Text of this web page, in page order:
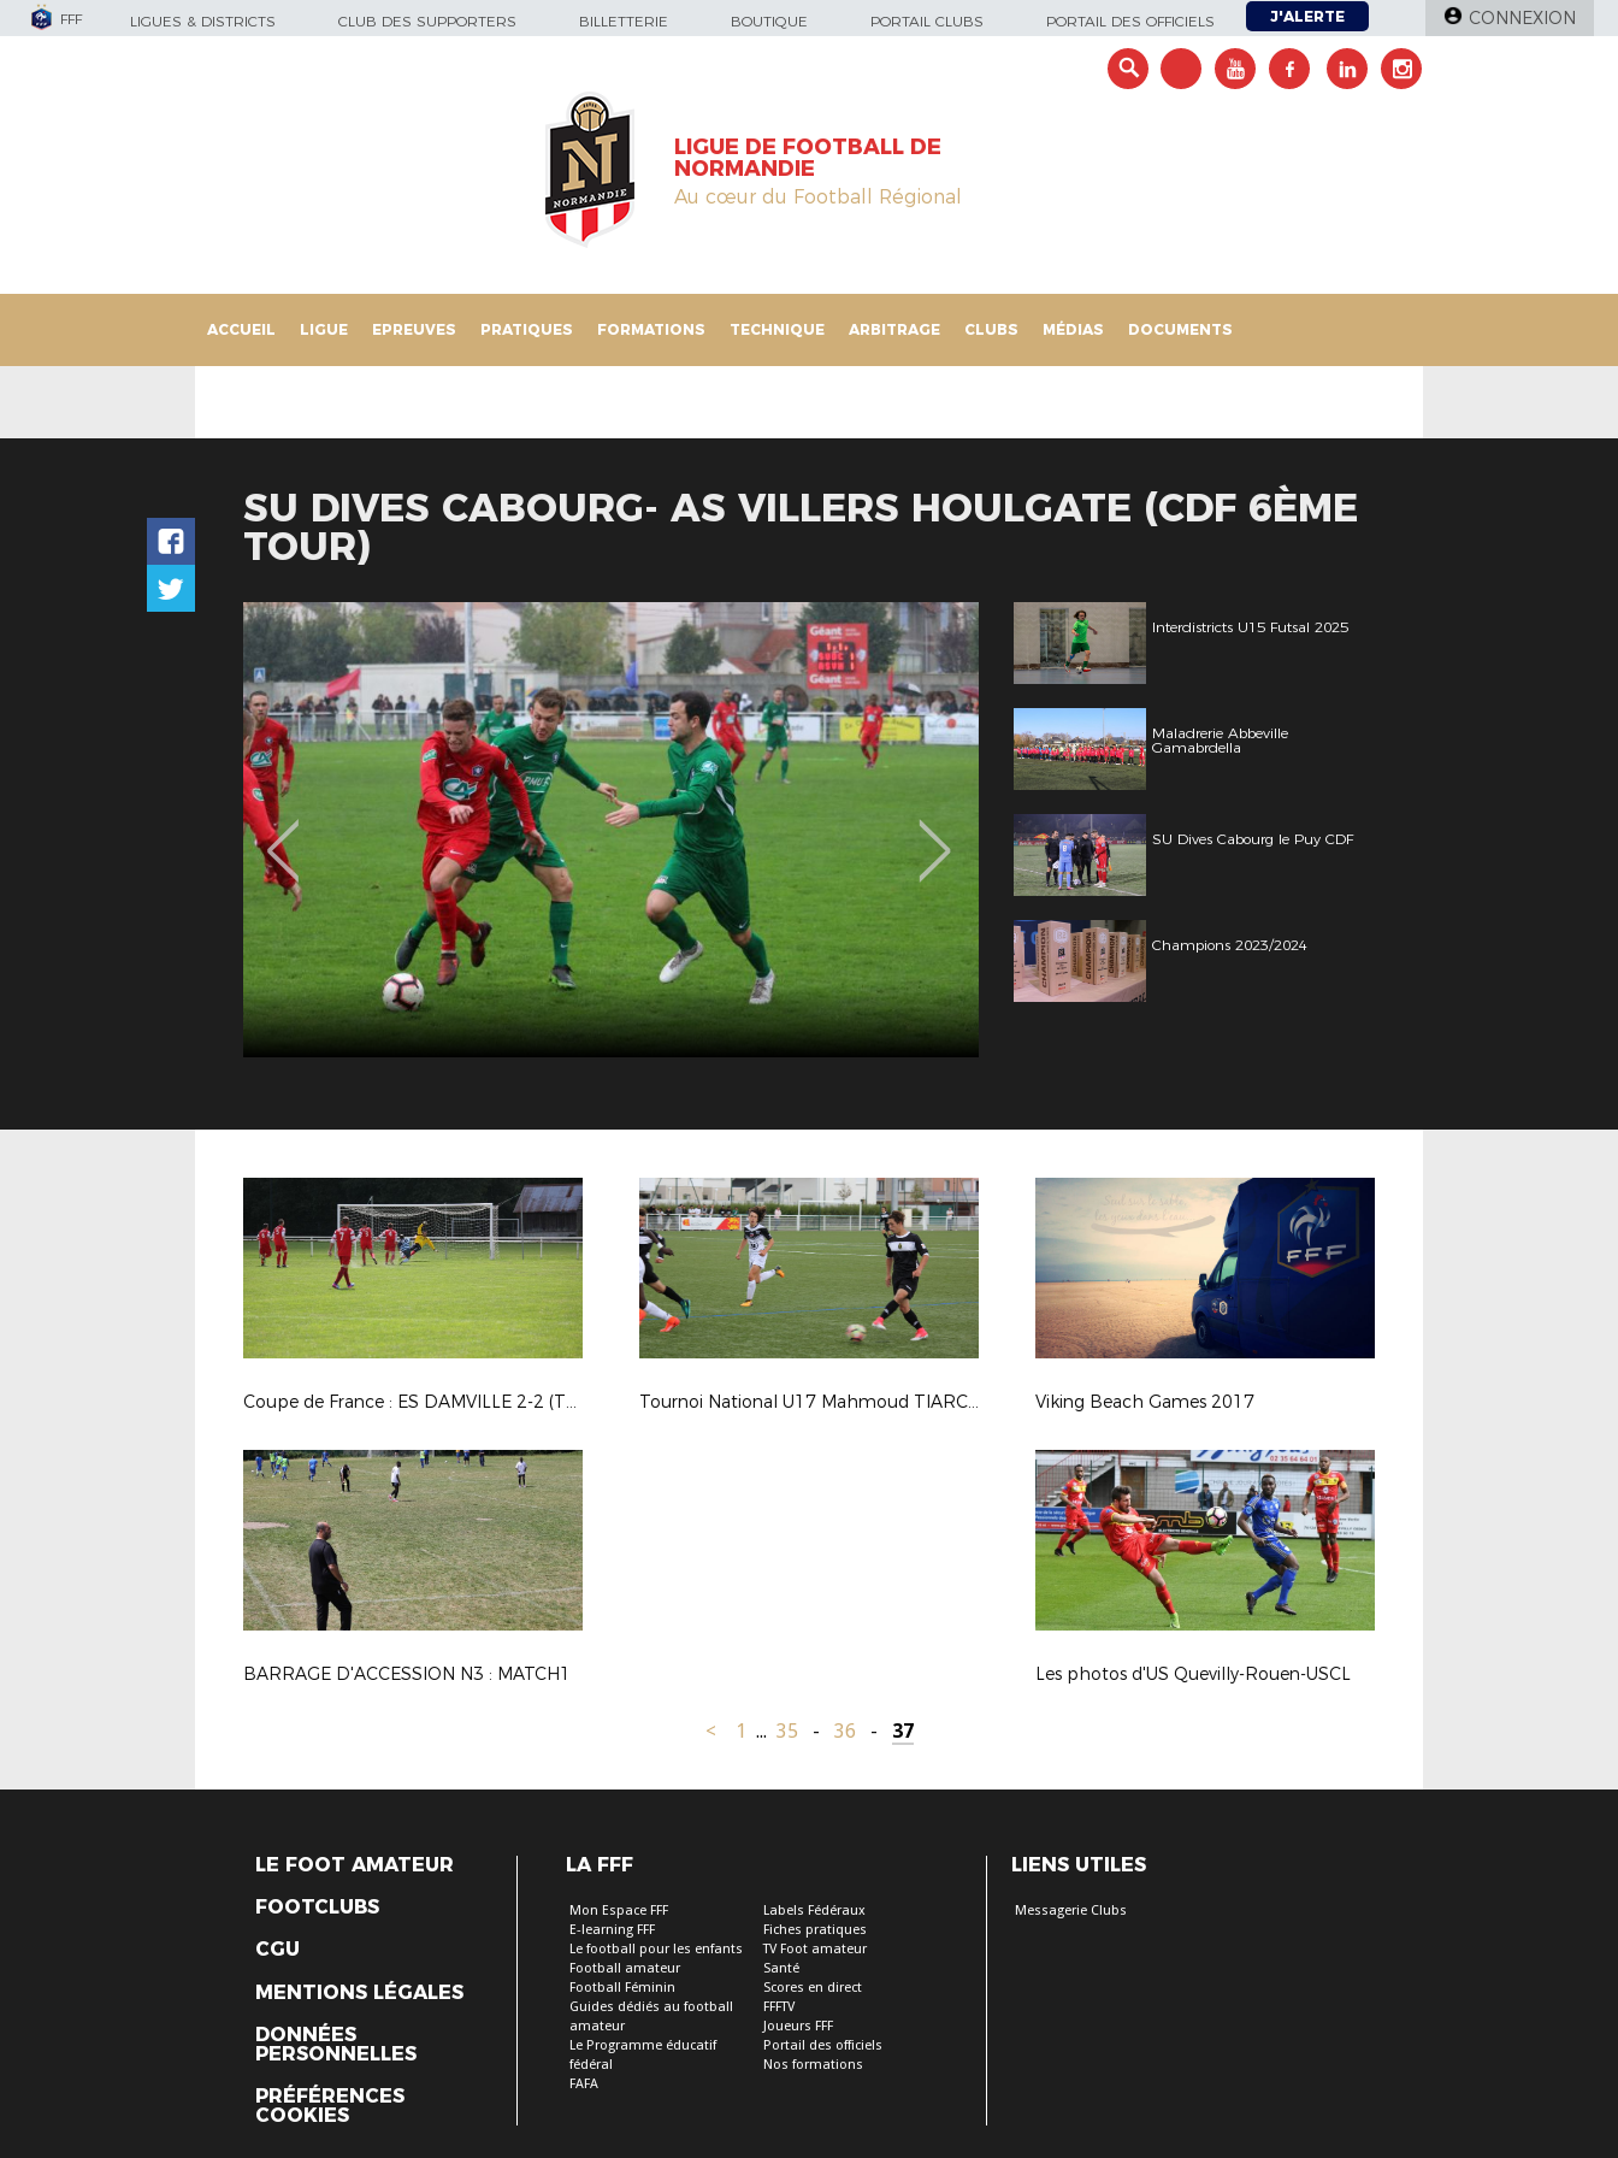
FFF LIGUES & DISTRICTS CLUB DES SUPPORTERS BILLETTERIE BOUTIQUE PORTAIL CLUBS PORTAIL DES OFFICIELS J'ALERTE CONNEXION
LIGUE DE FOOTBALL DE
NORMANDIE
Au cœur du Football Régional
ACCUEIL LIGUE EPREUVES PRATIQUES FORMATIONS TECHNIQUE ARBITRAGE CLUBS MÉDIAS DOCUMENTS
SU DIVES CABOURG- AS VILLERS HOULGATE (CDF 6ÈME
TOUR)
Interdistricts U15 Futsal 2025
Maladrerie Abbeville
Gamabrdella
SU Dives Cabourg le Puy CDF
Champions 2023/2024
Coupe de France : ES DAMVILLE 2-2 (Tab 3-5) CS BEAUMONT Tournoi National U17 Mahmoud TIARCI - Saison 2017-2018 Viking Beach Games 2017
BARRAGE D'ACCESSION N3 : MATCH1 Les photos d'US Quevilly-Rouen-USCL
< 1 ... 35 - 36 - 37
LE FOOT AMATEUR
FOOTCLUBS
CGU
MENTIONS LÉGALES
DONNÉES
PERSONNELLES
PRÉFÉRENCES
COOKIES
LA FFF
Mon Espace FFF
E-learning FFF
Le football pour les enfants
Football amateur
Football Féminin
Guides dédiés au football
amateur
Le Programme éducatif
fédéral
FAFA
Labels Fédéraux
Fiches pratiques
TV Foot amateur
Santé
Scores en direct
FFFTV
Joueurs FFF
Portail des officiels
Nos formations
LIENS UTILES
Messagerie Clubs